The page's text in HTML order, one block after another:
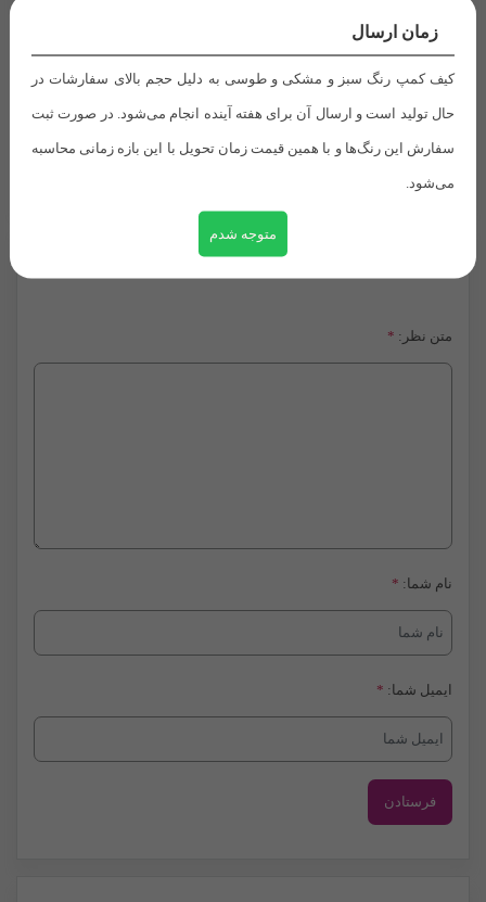
زمان ارسال
کیف کمپ رنگ سبز و مشکی و طوسی به دلیل حجم بالای سفارشات در
حال تولید است و ارسال آن برای هفته آینده انجام می‌شود. در صورت ثبت
سفارش این رنگ‌ها و با همین قیمت زمان تحویل با این بازه زمانی محاسبه
می‌شود.
متوجه شدم
ارگانایزر
قیمت نظم دهنده نظم دهنده نظم دهنده آشپزخانه
نظم دهنده خانه نظم دهنده کمد نظم دهنده لباس
متن نظر: *
نام شما: *
ایمیل شما: *